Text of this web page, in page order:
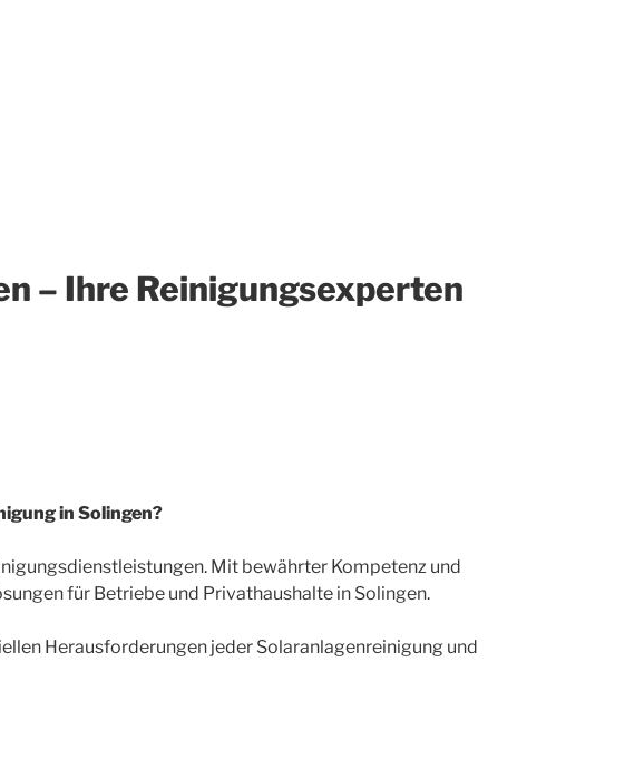
– Ihre Reinigungsexperten
in Solingen?
Mit bewährter Kompetenz und
für Betriebe und Privathaushalte in Solingen.
Herausforderungen jeder Solaranlagenreinigung und